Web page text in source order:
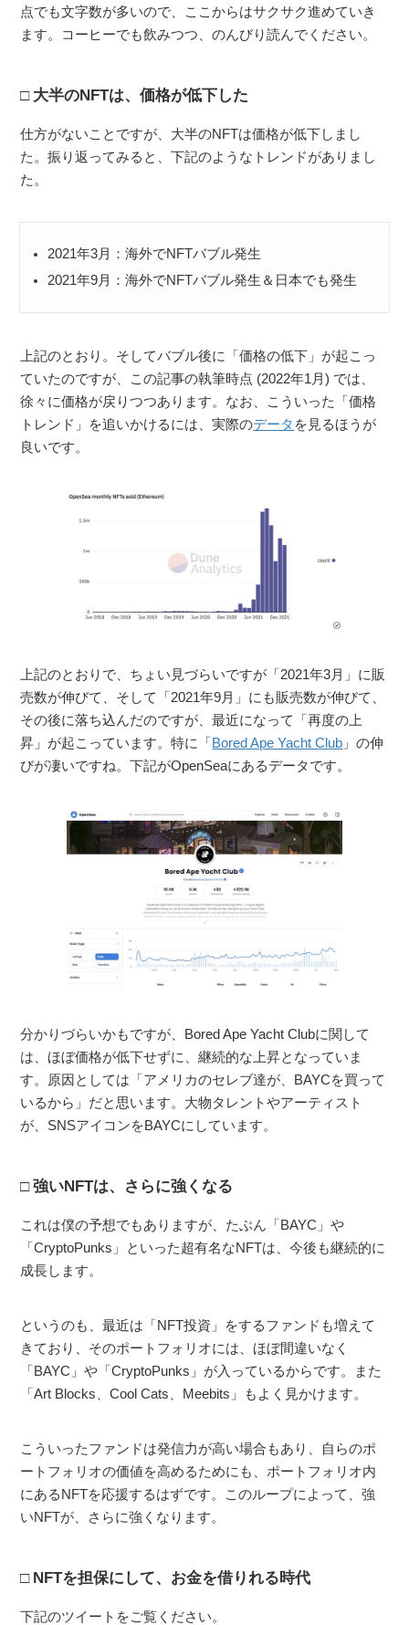
点でも文字数が多いので、ここからはサクサク進めていき
ます。コーヒーでも飲みつつ、のんびり読んでください。
大半のNFTは、価格が低下した
仕方がないことですが、大半のNFTは価格が低下しまし
た。振り返ってみると、下記のようなトレンドがありまし
た。
2021年3月：海外でNFTバブル発生
2021年9月：海外でNFTバブル発生＆日本でも発生
上記のとおり。そしてバブル後に「価格の低下」が起こっ
ていたのですが、この記事の執筆時点 (2022年1月) では、
徐々に価格が戻りつつあります。なお、こういった「価格
トレンド」を追いかけるには、実際のデータ を見るほうが
良いです。
上記のとおりで、ちょい見づらいですが「2021年3月」に販
売数が伸びて、そして「2021年9月」にも販売数が伸びて、
その後に落ち込んだのですが、最近になって「再度の上
昇」が起こっています。特に「Bored Ape Yacht Club 」の伸
びが凄いですね。下記がOpenSeaにあるデータです。
分かりづらいかもですが、Bored Ape Yacht Clubに関して
は、ほぼ価格が低下せずに、継続的な上昇となっていま
す。原因としては「アメリカのセレブ達が、BAYCを買って
いるから」だと思います。大物タレントやアーティスト
が、SNSアイコンをBAYCにしています。
強いNFTは、さらに強くなる
これは僕の予想でもありますが、たぶん「BAYC」や
「CryptoPunks」といった超有名なNFTは、今後も継続的に
成長します。
というのも、最近は「NFT投資」をするファンドも増えて
きており、そのポートフォリオには、ほぼ間違いなく
「BAYC」や「CryptoPunks」が入っているからです。また
「Art Blocks、Cool Cats、Meebits」もよく見かけます。
こういったファンドは発信力が高い場合もあり、自らのポ
ートフォリオの価値を高めるためにも、ポートフォリオ内
にあるNFTを応援するはずです。このループによって、強
いNFTが、さらに強くなります。
NFTを担保にして、お金を借りれる時代
下記のツイートをご覧ください。